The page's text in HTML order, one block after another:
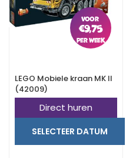
€9,75
LEGO Mobiele kraan MK II
(42009)
Direct huren
SELECTEER DATUM